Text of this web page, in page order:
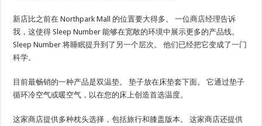
新店比之前在 Northpark Mall 的位置要大得多。 一位商店经理告诉
我，这使得 Sleep Number 能够在宽敞的环境中展示更多的产品线。
Sleep Number 将睡眠提升到了另一个层次。 他们已经把它变成了一门
科学。
目前最畅销的一种产品是双温垫。 垫子放在床垫套下面。 它通过垫子
循环冷空气或暖空气，以在您的床上创造首选温度。
这家商店提供多种枕头选择，包括旅行和膝盖版本。 这家商店还提供